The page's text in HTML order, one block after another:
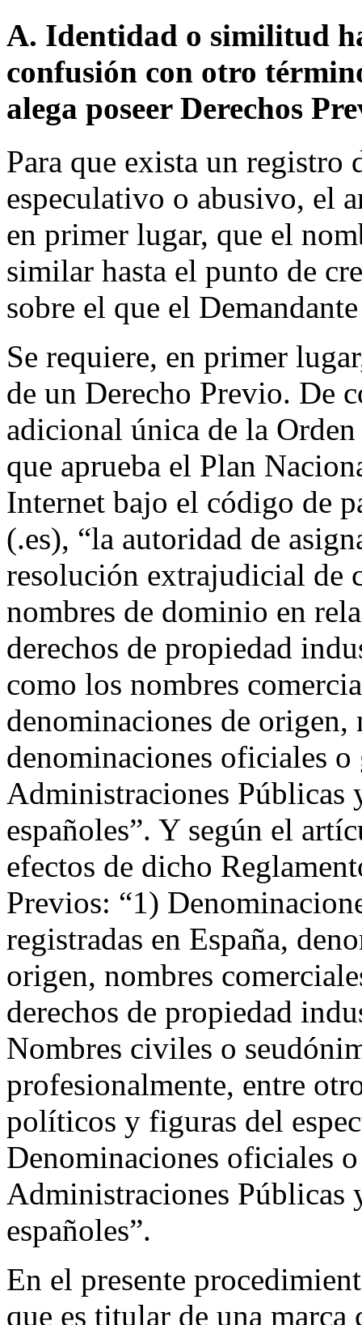
A. Identidad o similitud
confusión con otro
alega poseer Derechos
Para que exista un registro
especulativo o abusivo, el
en primer lugar, que el
similar hasta el punto de
sobre el que el
Se requiere, en primer
de un Derecho Previo. De
adicional única de la
que aprueba el Plan
Internet bajo el código de
(.es), “la autoridad de
resolución extrajudicial de
nombres de dominio en
derechos de propiedad
como los nombres
denominaciones de origen,
denominaciones oficiales
Administraciones Públicas
españoles”. Y según el
efectos de dicho
Previos: “1)
registradas en España,
origen, nombres
derechos de propiedad
Nombres civiles o
profesionalmente, entre
políticos y figuras del
Denominaciones oficiales
Administraciones Públicas
españoles”.
En el presente
que es titular de una